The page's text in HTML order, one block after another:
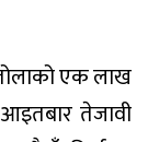
एक लाख
तेजावी